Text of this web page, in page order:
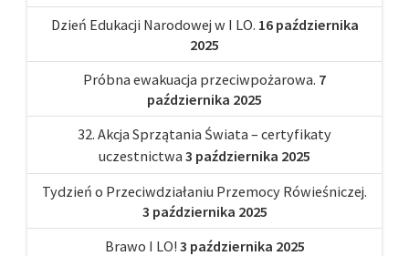
Dzień Edukacji Narodowej w I LO. 16 października
2025
Próbna ewakuacja przeciwpożarowa. 7
października 2025
32. Akcja Sprzątania Świata – certyfikaty
uczestnictwa 3 października 2025
Tydzień o Przeciwdziałaniu Przemocy Rówieśniczej.
3 października 2025
Brawo I LO! 3 października 2025